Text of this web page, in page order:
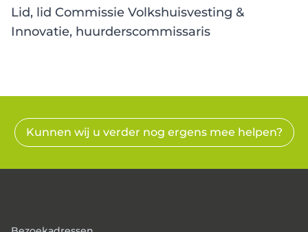
Lid, lid Commissie Volkshuisvesting &
Innovatie, huurderscommissaris
Kunnen wij u verder nog ergens mee helpen?